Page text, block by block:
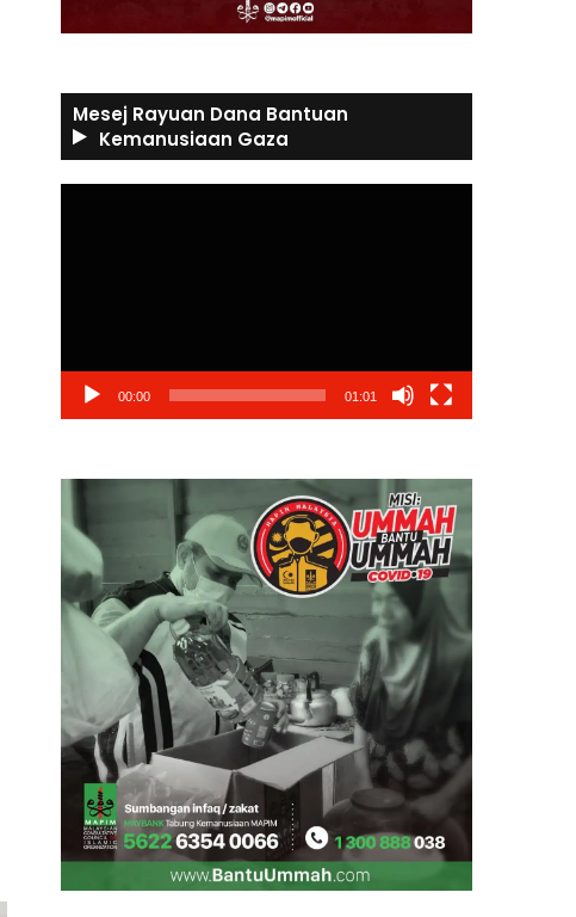
Mesej Rayuan Dana Bantuan
Kemanusiaan Gaza
00:00 01:01